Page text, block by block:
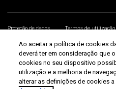
Proteção de dados Termos de utilização
Universidade de Aveiro 2026
Ao aceitar a política de cookies
deverá ter em consideração que
cookies no seu dispositivo
utilização e a melhoria de
alterar as definições de cookies a